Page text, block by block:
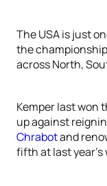
The USA is just
the
across North,
Kemper last won
up against
Chrabotand
fifth at last